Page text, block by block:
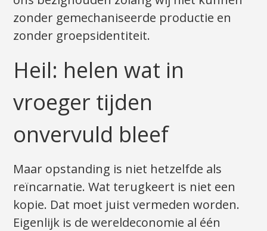
zonder gemechaniseerde productie en
zonder groepsidentiteit.
Heil: helen wat in
vroeger tijden
onvervuld bleef
Maar opstanding is niet hetzelfde als
reïncarnatie. Wat terugkeert is niet een
kopie. Dat moet juist vermeden worden.
Eigenlijk is de wereldeconomie al één